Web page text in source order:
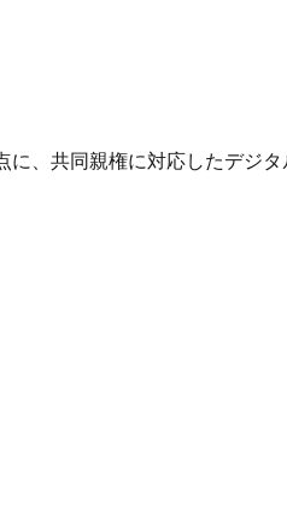
、共同親権に対応したデジ